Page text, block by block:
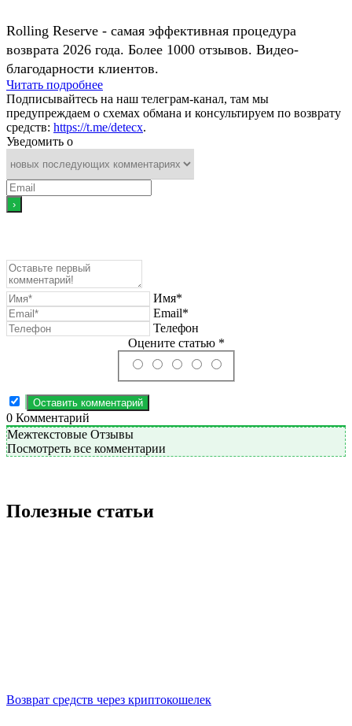
Rolling Reserve - самая эффективная процедура
возврата 2026 года. Более 1000 отзывов. Видео-
благодарности клиентов.
Читать подробнее
Подписывайтесь на наш телеграм-канал, там мы
предупреждаем о схемах обмана и консультируем по возврату
средств: https://t.me/detecx.
Уведомить о
Имя*
Email*
Телефон
Оцените статью *
0 Комментарий
Межтекстовые Отзывы
Посмотреть все комментарии
Полезные статьи
Возврат средств через криптокошелек